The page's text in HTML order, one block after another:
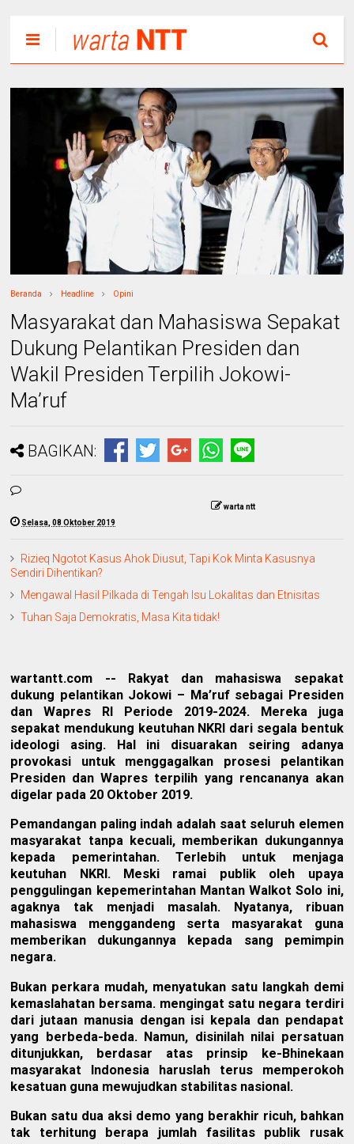
Beranda Headline Opini
Masyarakat dan Mahasiswa Sepakat
Dukung Pelantikan Presiden dan
Wakil Presiden Terpilih Jokowi-
Ma’ruf
BAGIKAN:
warta ntt
Selasa, 08 Oktober 2019
Rizieq Ngotot Kasus Ahok Diusut, Tapi Kok Minta Kasusnya
Sendiri Dihentikan?
Mengawal Hasil Pilkada di Tengah Isu Lokalitas dan Etnisitas
Tuhan Saja Demokratis, Masa Kita tidak!
wartantt.com -- Rakyat dan mahasiswa sepakat
dukung pelantikan Jokowi – Ma’ruf sebagai Presiden
dan Wapres RI Periode 2019-2024. Mereka juga
sepakat mendukung keutuhan NKRI dari segala bentuk
ideologi asing. Hal ini disuarakan seiring adanya
provokasi untuk menggagalkan prosesi pelantikan
Presiden dan Wapres terpilih yang rencananya akan
digelar pada 20 Oktober 2019.
Pemandangan paling indah adalah saat seluruh elemen
masyarakat tanpa kecuali, memberikan dukungannya
kepada pemerintahan. Terlebih untuk menjaga
keutuhan NKRI. Meski ramai publik oleh upaya
penggulingan kepemerintahan Mantan Walkot Solo ini,
agaknya tak menjadi masalah. Nyatanya, ribuan
mahasiswa menggandeng serta masyarakat guna
memberikan dukungannya kepada sang pemimpin
negara.
Bukan perkara mudah, menyatukan satu langkah demi
kemaslahatan bersama. mengingat satu negara terdiri
dari jutaan manusia dengan isi kepala dan pendapat
yang berbeda-beda. Namun, disinilah nilai persatuan
ditunjukkan, berdasar atas prinsip ke-Bhinekaan
masyarakat Indonesia haruslah terus memperokoh
kesatuan guna mewujudkan stabilitas nasional.
Bukan satu dua aksi demo yang berakhir ricuh, bahkan
tak terhitung berapa jumlah fasilitas publik rusak